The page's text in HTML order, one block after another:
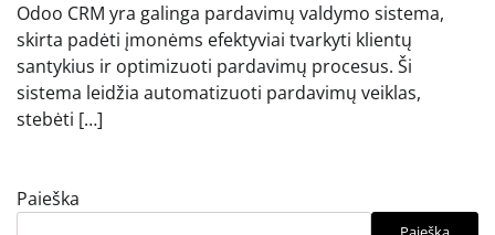
Odoo CRM yra galinga pardavimų valdymo sistema,
skirta padėti įmonėms efektyviai tvarkyti klientų
santykius ir optimizuoti pardavimų procesus. Ši
sistema leidžia automatizuoti pardavimų veiklas,
stebėti […]
Paieška